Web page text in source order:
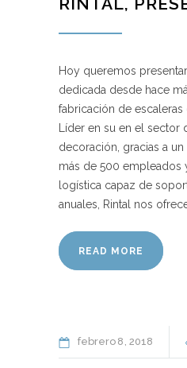
Hoy queremos presentar
dedicada desde hace
fabricación de
Líder en su en el sector
decoración, gracias a
más de 500 empleados
logística capaz de
anuales, Rintal nos
READ MORE
febrero 8 2018